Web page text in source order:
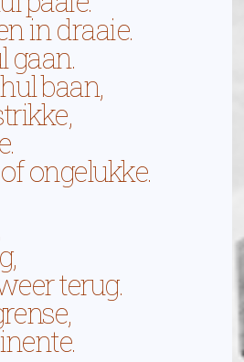
in draaie.
gaan.
baan,
ongelukke.
terug.